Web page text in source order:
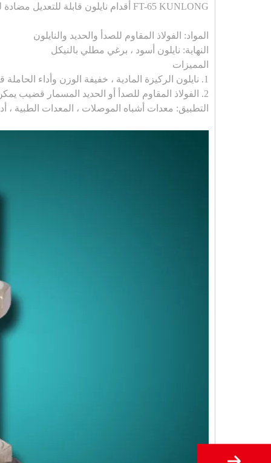
FT-65 KUNLONG أقدام نايلون قابلة للتعديل مضادة للاهتزاز
المواد: الفولاذ المقاوم للصدأ والحديد والنايلون
النهاية: نايلون أسود ، برغي مطلي بالنيكل
المميزات
1. نايلون الركيزة المادية ، خفيفة الوزن وأداء الحاملة قوية.
2. الفولاذ المقاوم للصدأ أو الحديد المسمار قضيب يمكن اختيار.
التطبيق: معدات أشباه الموصلات ، المعدات الطبية ،